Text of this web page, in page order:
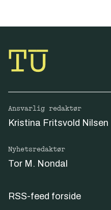
Ansvarlig redaktør
Kristina Fritsvold Nilsen
Nyhetsredaktør
Tor M. Nondal
RSS-feed forside